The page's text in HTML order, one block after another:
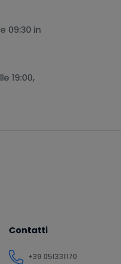
09:30 in
19:00,
Contatti
+39 051331170